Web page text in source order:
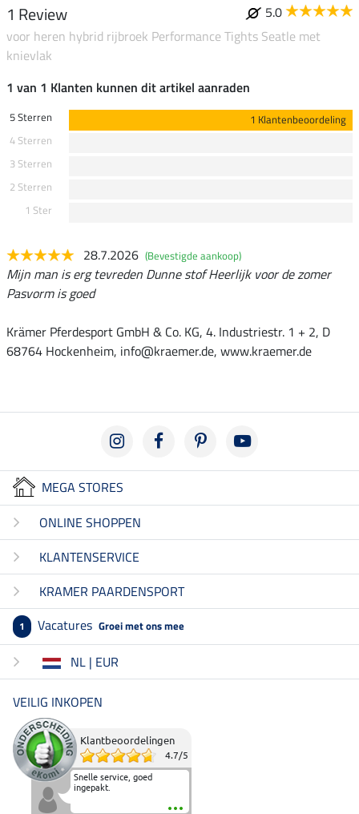
1 Review
5.0
voor heren hybrid rijbroek Performance Tights Seatle met
knievlak
1 van 1 Klanten kunnen dit artikel aanraden
5 Sterren
1 Klantenbeoordeling
4 Sterren
3 Sterren
2 Sterren
1 Ster
28.7.2026 (Bevestigde aankoop)
Mijn man is erg tevreden Dunne stof Heerlijk voor de zomer
Pasvorm is goed
Krämer Pferdesport GmbH & Co. KG, 4. Industriestr. 1 + 2, D
68764 Hockenheim, info@kraemer.de, www.kraemer.de
MEGA STORES
ONLINE SHOPPEN
KLANTENSERVICE
KRAMER PAARDENSPORT
1 Vacatures Groei met ons mee
NL | EUR
VEILIG INKOPEN
Klantbeoordelingen
4.7/5
Snelle service, goed
ingepakt.